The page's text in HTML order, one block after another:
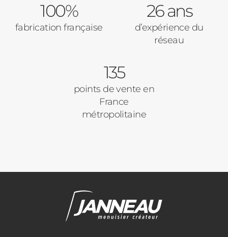
100%
fabrication française
26 ans
d’expérience du
réseau
135
points de vente en
France
métropolitaine